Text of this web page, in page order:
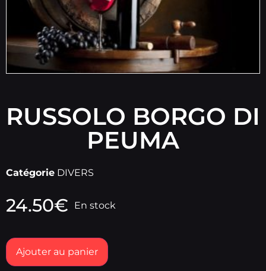
RUSSOLO BORGO DI
PEUMA
Catégorie DIVERS
24.50€ En stock
Ajouter au panier